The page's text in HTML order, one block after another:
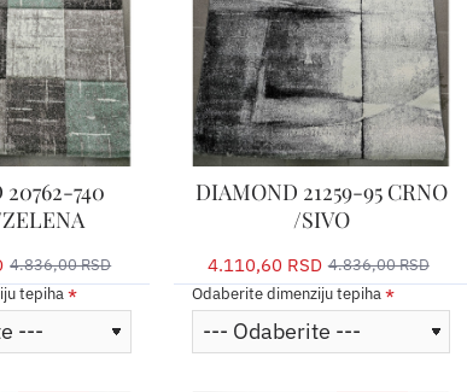
740
4.836,00 RSD
tepiha
DIAMOND 21259-95 CRNO
/SIVO
4.110,60 RSD 4.836,00 RSD
Odaberite dimenziju tepiha